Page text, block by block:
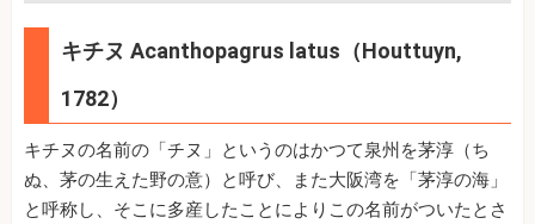
キチヌ Acanthopagrus latus（Houttuyn,
1782）
キチヌの名前の「チヌ」というのはかつて泉州を茅淳（ち
ぬ、茅の生えた野の意）と呼び、また大阪湾を「茅淳の海」
と呼称し、そこに多産したことによりこの名前がついたとさ